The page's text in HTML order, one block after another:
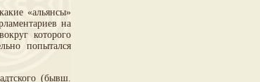
«альянсы»
на
которого
попытался
(бывш.